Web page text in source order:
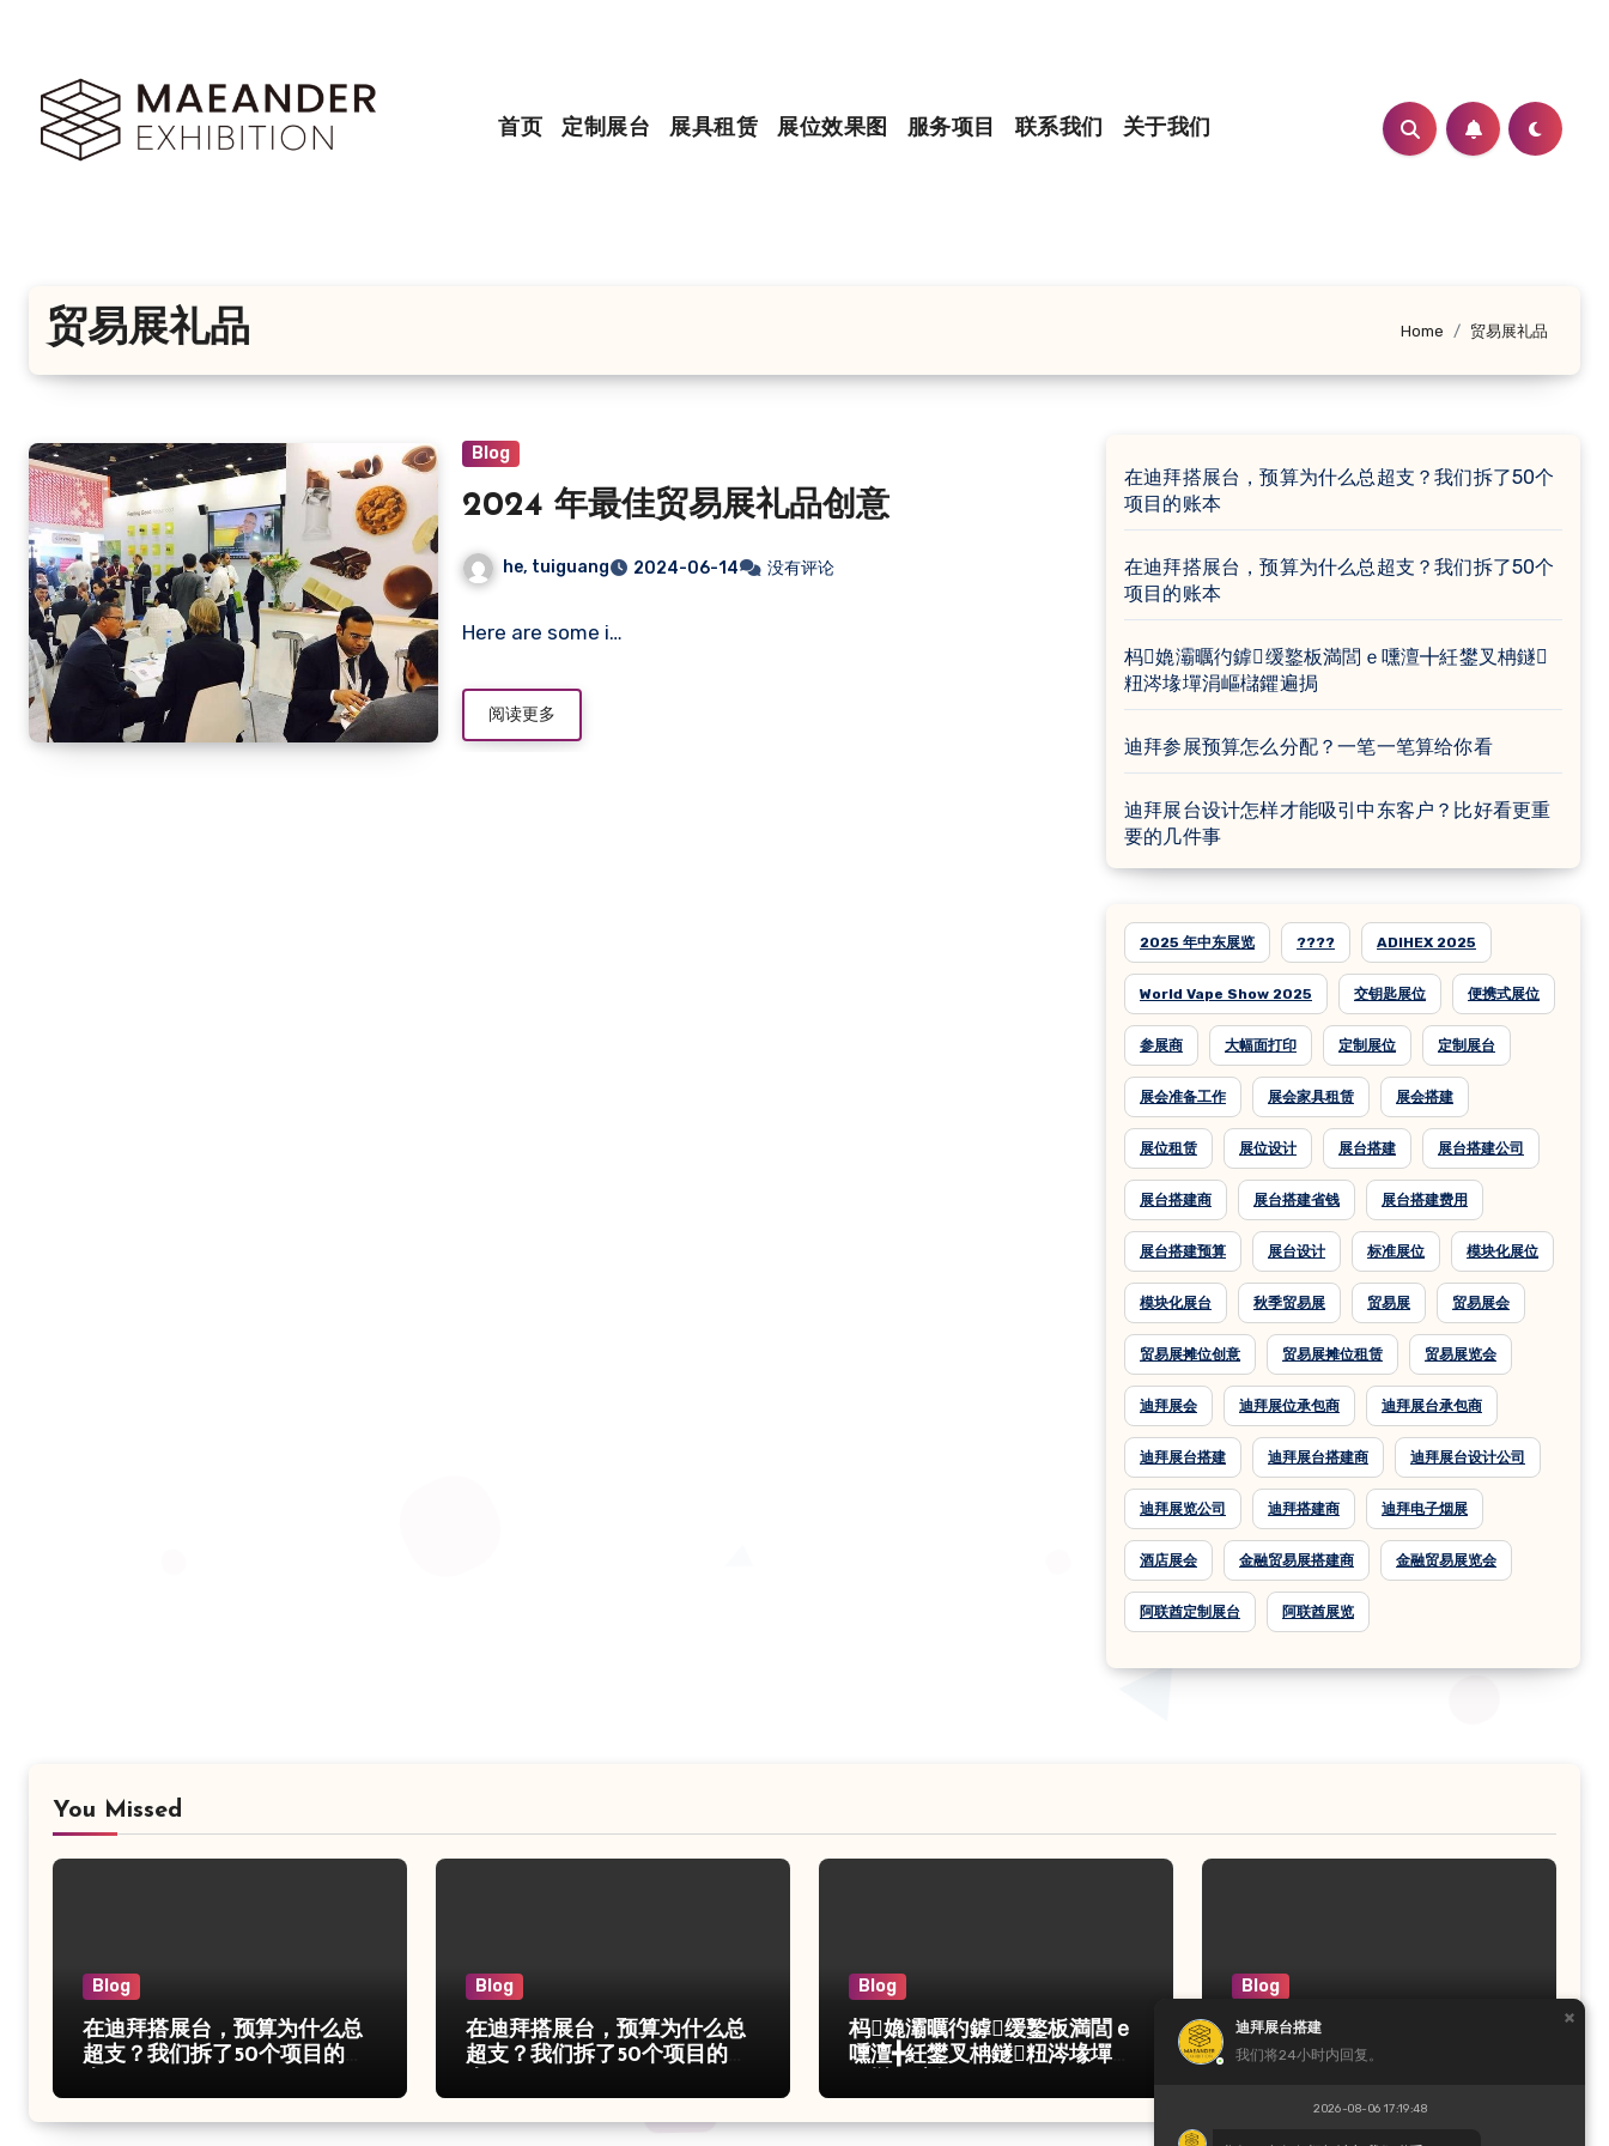
首页 定制展台 展具租赁 展位效果图 服务项目 联系我们 关于我们
贸易展礼品 Home 贸易展礼品
Blog
2024 年最佳贸易展礼品创意
he, tuiguang 2024-06-14 没有评论
Here are some i…
阅读更多
在迪拜搭展台，预算为什么总超支？我们拆了50个
项目的账本
在迪拜搭展台，预算为什么总超支？我们拆了50个
项目的账本
杩嫓灞曞彴鎼缓鐜板満閭ｅ嚑澶╋紝鐢叉柟鐩
粈涔堟墠涓嶇櫧鑺遍挶
迪拜参展预算怎么分配？一笔一笔算给你看
迪拜展台设计怎样才能吸引中东客户？比好看更重
要的几件事
2025 年中东展览 ???? ADIHEX 2025
World Vape Show 2025 交钥匙展位 便携式展位
参展商 大幅面打印 定制展位 定制展台
展会准备工作 展会家具租赁 展会搭建
展位租赁 展位设计 展台搭建 展台搭建公司
展台搭建商 展台搭建省钱 展台搭建费用
展台搭建预算 展台设计 标准展位 模块化展位
模块化展台 秋季贸易展 贸易展 贸易展会
贸易展摊位创意 贸易展摊位租赁 贸易展览会
迪拜展会 迪拜展位承包商 迪拜展台承包商
迪拜展台搭建 迪拜展台搭建商 迪拜展台设计公司
迪拜展览公司 迪拜搭建商 迪拜电子烟展
酒店展会 金融贸易展搭建商 金融贸易展览会
阿联酋定制展台 阿联酋展览
You Missed
Blog
在迪拜搭展台，预算为什么总
超支？我们拆了50个项目的账
Blog
在迪拜搭展台，预算为什么总
超支？我们拆了50个项目的账
Blog
杩嫓灞曞彴鎼缓鐜板満閭ｅ
嚑澶╋紝鐢叉柟鐩粈涔堟墠涓
Blog
迪拜参展预算怎么分配？一笔
一笔算给你看
迪拜展台搭建
我们将24小时内回复。
2026-08-06 17:19:48